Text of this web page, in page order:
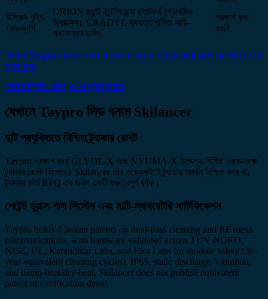
উদ্ভিদ বুদ্ধি/
রোডম্যাপ
ORION প্ল্যান্ট ইন্টেলিজেন্স প্ল্যাটফর্ম (প্রাথমিক
অ্যাক্সেস), CRADYL স্বায়ত্তশাসিত সারি-
স্থানান্তর ডকিং
প্রকাশ করা
হয়নি
কিভাবে Taypro ভারতের অন্যান্য সোলার প্যানেল পরিষ্কারকারী রোবট কোম্পানির সাথে
তুলনা করে
সোলার ক্লিনিং রোবট·ROI ক্যালকুলেটর
যেখানে Taypro লিড বনাম Skilancer
দুটি প্রযুক্তিতে নিশ্চিত ট্র্যাকার রোবট
Taypro প্রকাশ করে GLYDE-X এবং NYUMA-X উদ্দেশ্য-নির্মিত একক-অক্ষ
ট্র্যাকার রোবট হিসেবে। Skilancer তার ওয়েবসাইটে ট্র্যাকার সমর্থন নিশ্চিত করে না,
ট্র্যাকার ফার্ম RFQ এর জন্য একটি গুরুত্বপূর্ণ ফাঁক।
পেটেন্ট ডুয়াল-পাস সিস্টেম এবং মাল্টি-ল্যাবরেটরি সার্টিফিকেশন
Taypro holds 4 Indian patents on dual-pass cleaning and RF mesh
communications, with hardware validated across TÜV NORD,
NISE, UL, Karandikar Labs, and Elca Labs for module safety (30-
year-equivalent cleaning cycles), IP65, static discharge, vibration,
and damp-heat/dry-heat. Skilancer does not publish equivalent
patent or certification detail.